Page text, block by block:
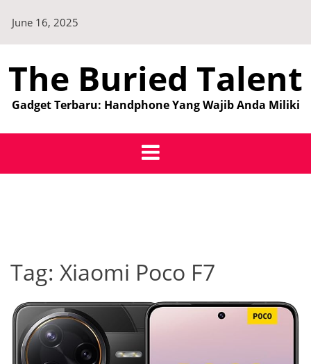
content
June 16, 2025
The Buried Talent
Gadget Terbaru: Handphone Yang Wajib Anda Miliki
Tag: Xiaomi Poco F7